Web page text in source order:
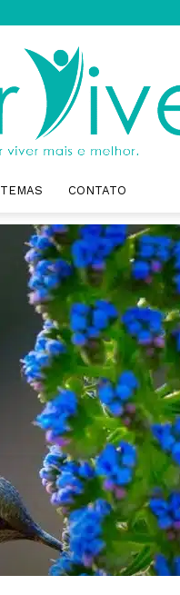
Saber
Viver
Mais
TEMAS CONTATO